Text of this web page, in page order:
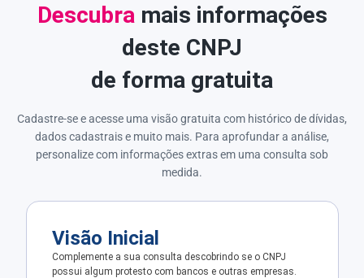
Descubra mais informações
deste CNPJ
de forma gratuita
Cadastre-se e acesse uma visão gratuita com histórico de dívidas,
dados cadastrais e muito mais. Para aprofundar a análise,
personalize com informações extras em uma consulta sob
medida.
Visão Inicial
Complemente a sua consulta descobrindo se o CNPJ
possui algum protesto com bancos e outras empresas.